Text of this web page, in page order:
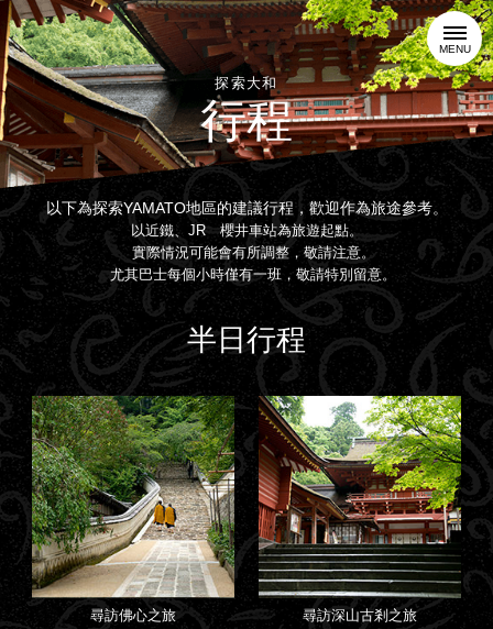
MENU
探索大和
行程
以下為探索YAMATO地區的建議行程，歡迎作為旅途參考。
以近鐵、JR 櫻井車站為旅遊起點。
實際情況可能會有所調整，敬請注意。
尤其巴士每個小時僅有一班，敬請特別留意。
半日行程
尋訪佛心之旅
尋訪深山古剎之旅